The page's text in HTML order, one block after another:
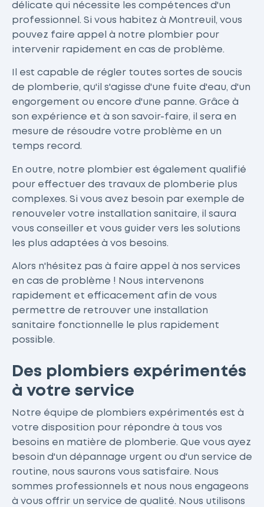
délicate qui nécessite les compétences d'un
professionnel. Si vous habitez à Montreuil, vous
pouvez faire appel à notre plombier pour
intervenir rapidement en cas de problème.
Il est capable de régler toutes sortes de soucis
de plomberie, qu'il s'agisse d'une fuite d'eau, d'un
engorgement ou encore d'une panne. Grâce à
son expérience et à son savoir-faire, il sera en
mesure de résoudre votre problème en un
temps record.
En outre, notre plombier est également qualifié
pour effectuer des travaux de plomberie plus
complexes. Si vous avez besoin par exemple de
renouveler votre installation sanitaire, il saura
vous conseiller et vous guider vers les solutions
les plus adaptées à vos besoins.
Alors n'hésitez pas à faire appel à nos services
en cas de problème ! Nous intervenons
rapidement et efficacement afin de vous
permettre de retrouver une installation
sanitaire fonctionnelle le plus rapidement
possible.
Des plombiers expérimentés
à votre service
Notre équipe de plombiers expérimentés est à
votre disposition pour répondre à tous vos
besoins en matière de plomberie. Que vous ayez
besoin d'un dépannage urgent ou d'un service de
routine, nous saurons vous satisfaire. Nous
sommes professionnels et nous nous engageons
à vous offrir un service de qualité. Nous utilisons